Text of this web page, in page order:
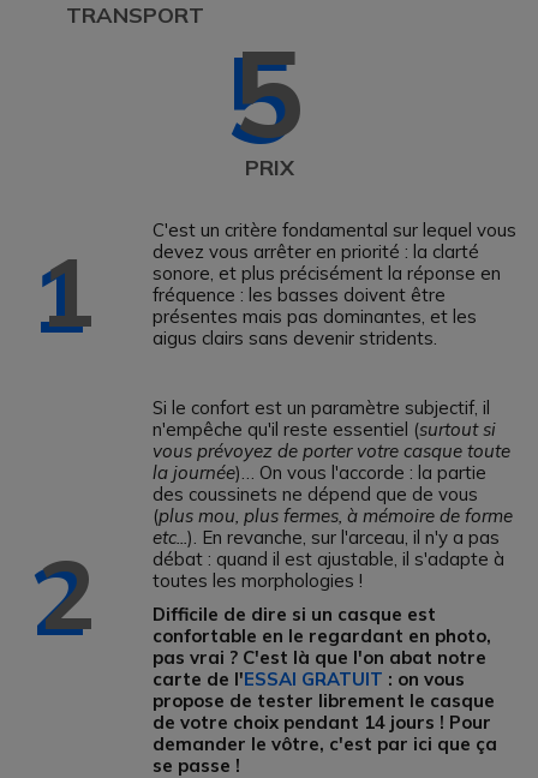
TRANSPORT
5
PRIX
1
C'est un critère fondamental sur lequel vous
devez vous arrêter en priorité : la clarté
sonore, et plus précisément la réponse en
fréquence : les basses doivent être
présentes mais pas dominantes, et les
aigus clairs sans devenir stridents.
2
Si le confort est un paramètre subjectif, il
n'empêche qu'il reste essentiel (surtout si
vous prévoyez de porter votre casque toute
la journée)… On vous l'accorde : la partie
des coussinets ne dépend que de vous
(plus mou, plus fermes, à mémoire de forme
etc...). En revanche, sur l'arceau, il n'y a pas
débat : quand il est ajustable, il s'adapte à
toutes les morphologies !
Difficile de dire si un casque est
confortable en le regardant en photo,
pas vrai ? C'est là que l'on abat notre
carte de l'ESSAI GRATUIT : on vous
propose de tester librement le casque
de votre choix pendant 14 jours ! Pour
demander le vôtre, c'est par ici que ça
se passe !